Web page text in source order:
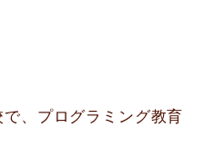
、プログラミング教育